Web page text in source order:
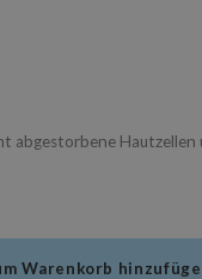
abgestorbene
Warenkorb